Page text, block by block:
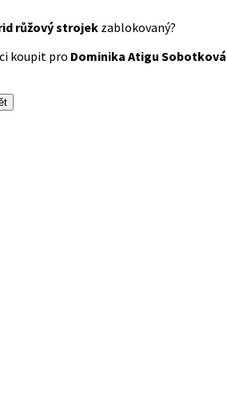
růžový strojekzablokovaný?
koupit pro Dominika Atigu Sobotková